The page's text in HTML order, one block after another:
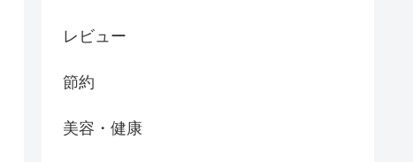
レビュー
節約
美容・健康